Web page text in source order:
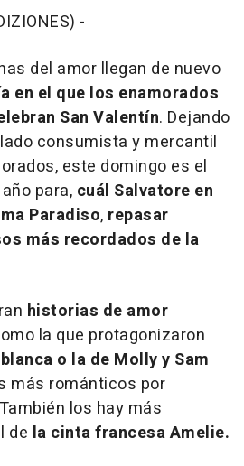
-
del amor llegan de nuevo
en el que los enamorados
San Valentín. Dejando
consumista y mercantil
este domingo es el
para, cuál Salvatore en
Paradiso, repasar
más recordados de la
historias de amor
la que protagonizaron
o la de Molly y Sam
más románticos por
los hay más
de la cinta francesa Amelie.